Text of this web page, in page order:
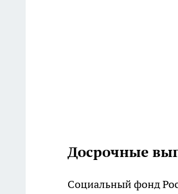
Досрочные
Социальный фонд